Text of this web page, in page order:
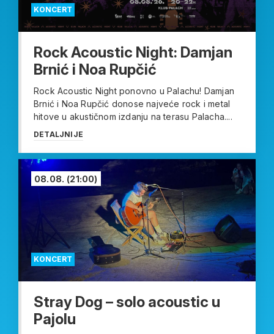
KONCERT
Rock Acoustic Night: Damjan
Brnić i Noa Rupčić
Rock Acoustic Night ponovno u Palachu! Damjan
Brnić i Noa Rupčić donose najveće rock i metal
hitove u akustičnom izdanju na terasu Palacha....
DETALJNIJE
KONCERT
08.08. (21:00)
Stray Dog – solo acoustic u
Pajolu